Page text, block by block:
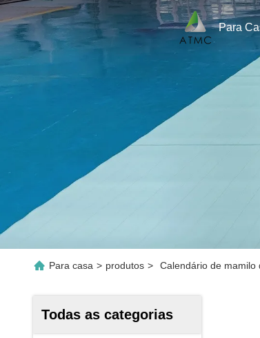
Para
Para casa > produtos > Calendário de mamilo
Todas as categorias